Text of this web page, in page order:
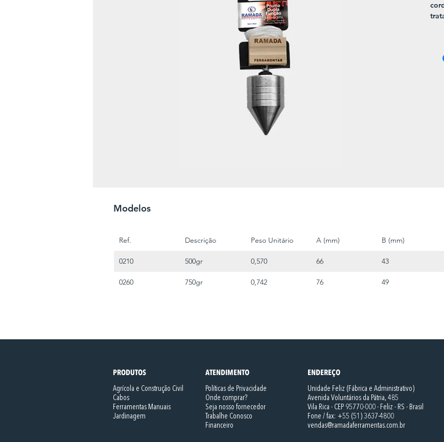
Modelos
Ref. Descrição Peso Unitário A (mm) B (mm)
0210 500gr 0,570 66 43
0260 750gr 0,742 76 49
PRODUTOS ATENDIMENTO
Agrícola e Construção Civil
Cabos
Ferramentas Manuais
Jardinagem
Políticas de Privacidade
Onde comprar?
Seja nosso fornecedor
Trabalhe Conosco
Financeiro
ENDEREÇO
Unidade Feliz (Fábrica e Administrativo)
Avenida Voluntários da Pátria, 485
Vila Rica - CEP 95770-000 - Feliz - RS - Brasil
Fone / fax: +55 (51) 3637-4800
vendas@ramadaferramentas.com.br